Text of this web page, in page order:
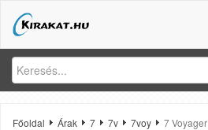
Főoldal Árak 7 7v 7voy 7 Voyager